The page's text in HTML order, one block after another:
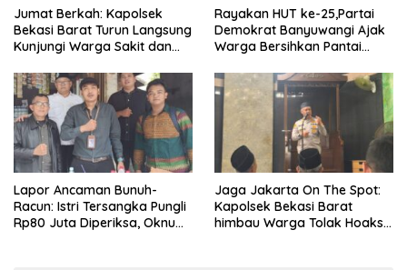
Jumat Berkah: Kapolsek
Bekasi Barat Turun Langsung
Kunjungi Warga Sakit dan
Rayakan HUT ke-25,Partai
Demokrat Banyuwangi Ajak
Warga Bersihkan Pantai
Lapor Ancaman Bunuh-
Racun: Istri Tersangka Pungli
Rp80 Juta Diperiksa, Oknum
Jaga Jakarta On The Spot:
Kapolsek Bekasi Barat
himbau Warga Tolak Hoaks